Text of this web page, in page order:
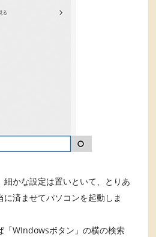
細かな設定は置いといて、とりあ
に済ませてパソコンを起動しま
「WIndowsボタン」の横の検索